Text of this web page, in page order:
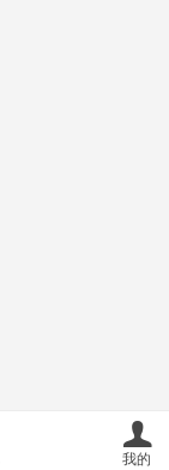
我的